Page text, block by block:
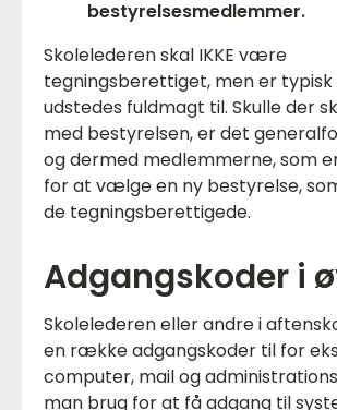
bestyrelsesmedlemmer.
Skolelederen skal IKKE være
tegningsberettiget, men er typisk
udstedes fuldmagt til. Skulle der
med bestyrelsen, er det
og dermed medlemmerne, som
for at vælge en ny bestyrelse,
de tegningsberettigede.
Adgangskoder i
Skolelederen eller andre i
en række adgangskoder til for
computer, mail og
man brug for at få adgang til